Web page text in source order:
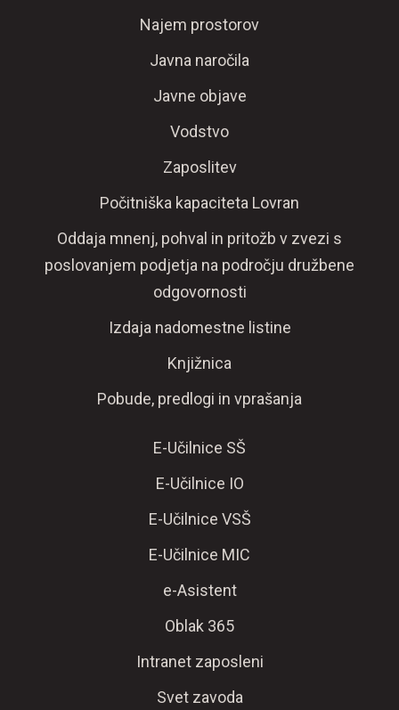
Najem prostorov
Javna naročila
Javne objave
Vodstvo
Zaposlitev
Počitniška kapaciteta Lovran
Oddaja mnenj, pohval in pritožb v zvezi s
poslovanjem podjetja na področju družbene
odgovornosti
Izdaja nadomestne listine
Knjižnica
Pobude, predlogi in vprašanja
E-Učilnice SŠ
E-Učilnice IO
E-Učilnice VSŠ
E-Učilnice MIC
e-Asistent
Oblak 365
Intranet zaposleni
Svet zavoda